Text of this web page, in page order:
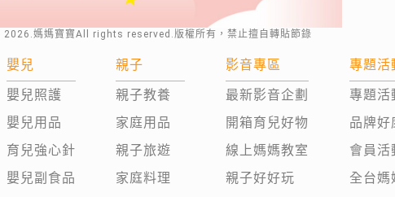
2026 .媽媽寶寶All rights reserved.版權所有，禁止擅自轉貼節錄
嬰兒
嬰兒照護
嬰兒用品
育兒強心針
嬰兒副食品
親子
親子教養
家庭用品
親子旅遊
家庭料理
影音專區
最新影音企劃
開箱育兒好物
線上媽媽教室
親子好好玩
專題活
專題活
品牌好
會員活
全台媽